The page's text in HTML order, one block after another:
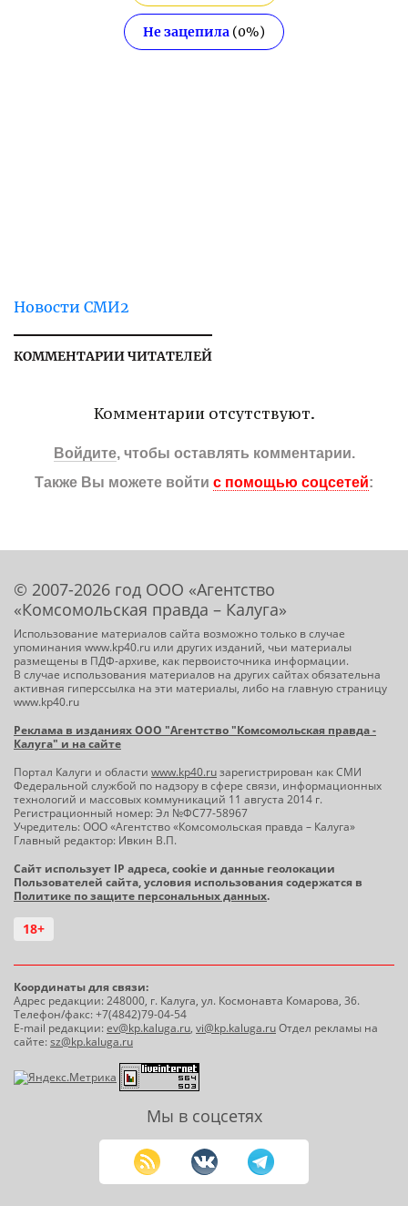
Не зацепила (0%)
Новости СМИ2
КОММЕНТАРИИ ЧИТАТЕЛЕЙ
Комментарии отсутствуют.
Войдите, чтобы оставлять комментарии.
Также Вы можете войти с помощью соцсетей:
© 2007-2026 год ООО «Агентство
«Комсомольская правда – Калуга»
Использование материалов сайта возможно только в случае
упоминания www.kp40.ru или других изданий, чьи материалы
размещены в ПДФ-архиве, как первоисточника информации.
В случае использования материалов на других сайтах обязательна
активная гиперссылка на эти материалы, либо на главную страницу
www.kp40.ru
Реклама в изданиях ООО "Агентство "Комсомольская правда -
Калуга" и на сайте
Портал Калуги и области www.kp40.ruзарегистрирован как СМИ
Федеральной службой по надзору в сфере связи, информационных
технологий и массовых коммуникаций 11 августа 2014 г.
Регистрационный номер: Эл №ФС77-58967
Учредитель: ООО «Агентство «Комсомольская правда – Калуга»
Главный редактор: Ивкин В.П.
Сайт использует IP адреса, cookie и данные геолокации
Пользователей сайта, условия использования содержатся в
Политике по защите персональных данных.
18+
Координаты для связи:
Адрес редакции: 248000, г. Калуга, ул. Космонавта Комарова, 36.
Телефон/факс: +7(4842)79-04-54
E-mail редакции:ev@kp.kaluga.ru, vi@kp.kaluga.ruОтдел рекламы на
сайте:sz@kp.kaluga.ru
Мы в соцсетях